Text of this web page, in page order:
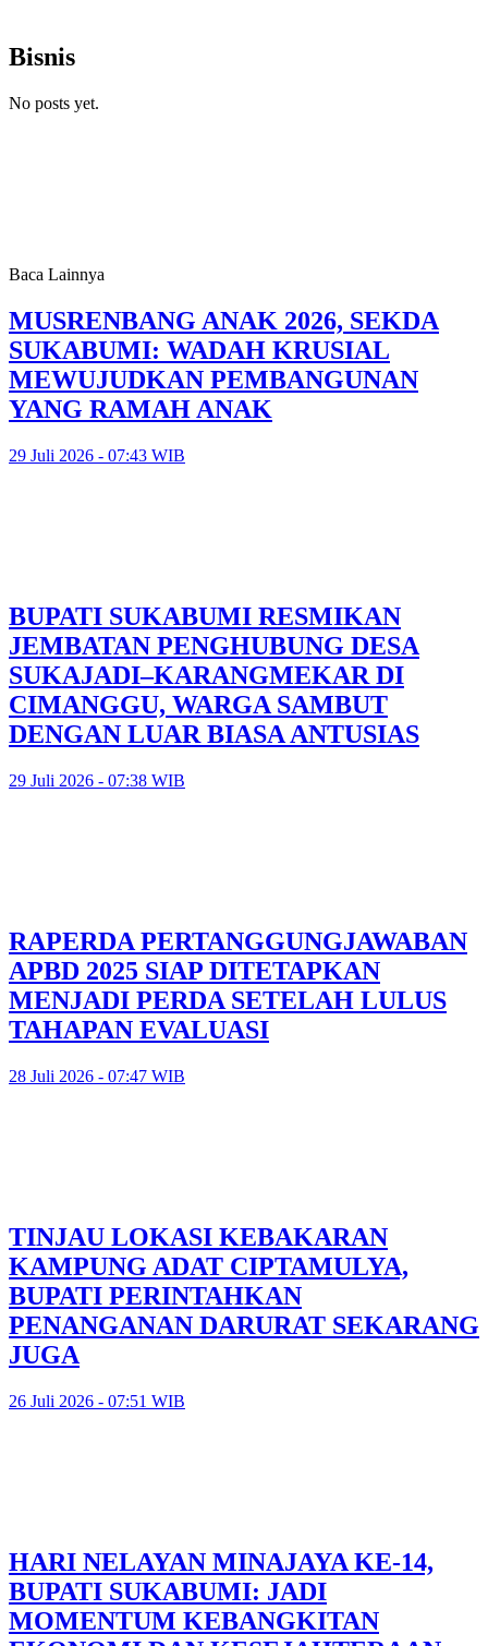
Bisnis
No posts yet.
Baca Lainnya
MUSRENBANG ANAK 2026, SEKDA
SUKABUMI: WADAH KRUSIAL
MEWUJUDKAN PEMBANGUNAN
YANG RAMAH ANAK
29 Juli 2026 - 07:43 WIB
BUPATI SUKABUMI RESMIKAN
JEMBATAN PENGHUBUNG DESA
SUKAJADI–KARANGMEKAR DI
CIMANGGU, WARGA SAMBUT
DENGAN LUAR BIASA ANTUSIAS
29 Juli 2026 - 07:38 WIB
RAPERDA PERTANGGUNGJAWABAN
APBD 2025 SIAP DITETAPKAN
MENJADI PERDA SETELAH LULUS
TAHAPAN EVALUASI
28 Juli 2026 - 07:47 WIB
TINJAU LOKASI KEBAKARAN
KAMPUNG ADAT CIPTAMULYA,
BUPATI PERINTAHKAN
PENANGANAN DARURAT SEKARANG
JUGA
26 Juli 2026 - 07:51 WIB
HARI NELAYAN MINAJAYA KE-14,
BUPATI SUKABUMI: JADI
MOMENTUM KEBANGKITAN